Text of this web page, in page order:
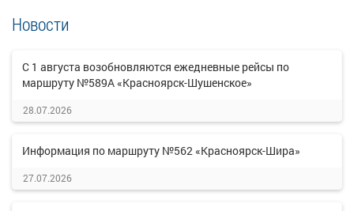
Новости
С 1 августа возобновляются ежедневные рейсы по
маршруту №589А «Красноярск-Шушенское»
28.07.2026
Информация по маршруту №562 «Красноярск-Шира»
27.07.2026